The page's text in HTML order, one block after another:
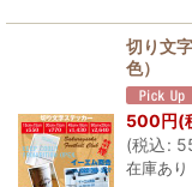
切り文
色）
500円(
(税込:
在庫あり